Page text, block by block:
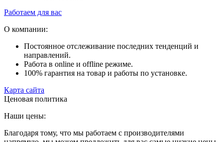
Работаем для вас
О компании:
Постоянное отслеживание последних тенденций и
направлений.
Работа в online и offline режиме.
100% гарантия на товар и работы по установке.
Карта сайта
Ценовая политика
Наши цены:
Благодаря тому, что мы работаем с производителями